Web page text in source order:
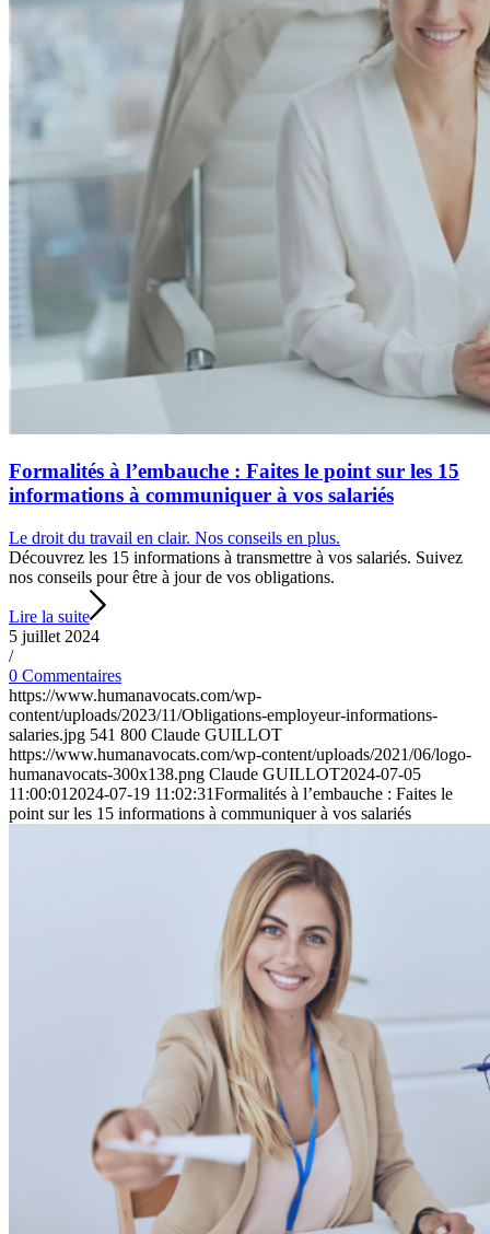
Formalités à l’embauche : Faites le point sur les 15
informations à communiquer à vos salariés
Le droit du travail en clair. Nos conseils en plus.
Découvrez les 15 informations à transmettre à vos salariés. Suivez
nos conseils pour être à jour de vos obligations.
Lire la suite
5 juillet 2024
/
0 Commentaires
https://www.humanavocats.com/wp-
content/uploads/2023/11/Obligations-employeur-informations-
salaries.jpg 541 800 Claude GUILLOT
https://www.humanavocats.com/wp-content/uploads/2021/06/logo-
humanavocats-300x138.png Claude GUILLOT2024-07-05
11:00:01 2024-07-19 11:02:31Formalités à l’embauche : Faites le
point sur les 15 informations à communiquer à vos salariés